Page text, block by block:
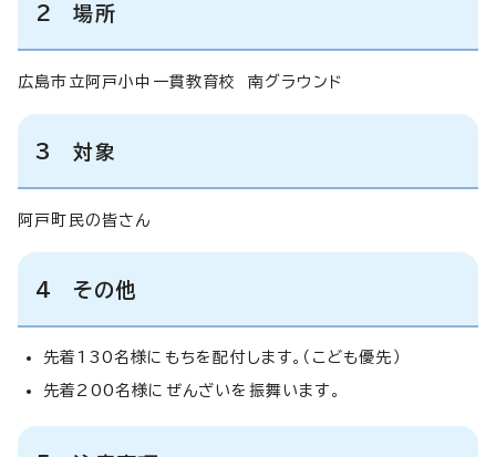
2 場所
広島市立阿戸小中一貫教育校 南グラウンド
3 対象
阿戸町民の皆さん
4 その他
先着130名様にもちを配付します。（こども優先）
先着200名様にぜんざいを振舞います。